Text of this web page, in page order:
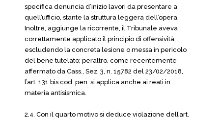
specifica denuncia d’inizio lavori da presentare a
quell’ufficio, stante la struttura leggera dell’opera.
Inoltre, aggiunge la ricorrente, il Tribunale aveva
correttamente applicato il principio di offensività,
escludendo la concreta lesione o messa in pericolo
del bene tutelato; peraltro, come recentemente
affermato da Cass., Sez. 3, n. 15782 del 23/02/2018,
l’art. 131 bis cod. pen. si applica anche ai reati in
materia antisismica.
2.4. Con il quarto motivo si deduce violazione dell’art.